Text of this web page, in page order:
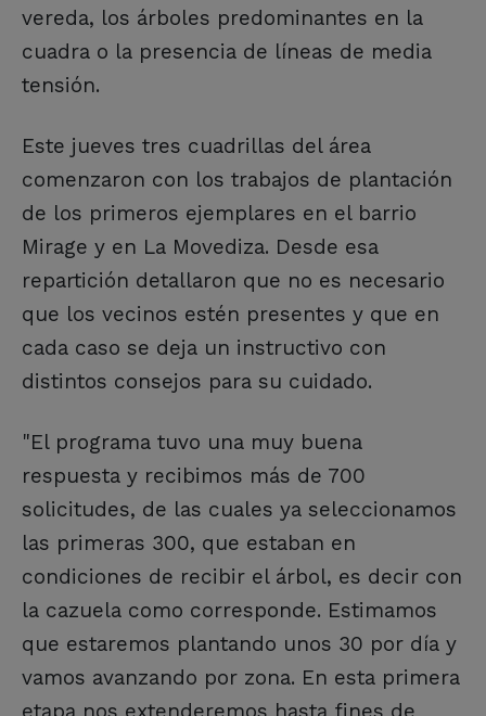
vereda, los árboles predominantes en la
cuadra o la presencia de líneas de media
tensión.
Este jueves tres cuadrillas del área
comenzaron con los trabajos de plantación
de los primeros ejemplares en el barrio
Mirage y en La Movediza. Desde esa
repartición detallaron que no es necesario
que los vecinos estén presentes y que en
cada caso se deja un instructivo con
distintos consejos para su cuidado.
"El programa tuvo una muy buena
respuesta y recibimos más de 700
solicitudes, de las cuales ya seleccionamos
las primeras 300, que estaban en
condiciones de recibir el árbol, es decir con
la cazuela como corresponde. Estimamos
que estaremos plantando unos 30 por día y
vamos avanzando por zona. En esta primera
etapa nos extenderemos hasta fines de